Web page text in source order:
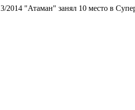
"Атаман" занял 10 место в Суперлиге.